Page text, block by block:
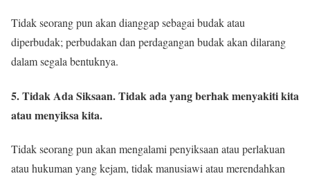
Tidak seorang pun akan dianggap sebagai budak atau
diperbudak; perbudakan dan perdagangan budak akan dilarang
dalam segala bentuknya.
5. Tidak Ada Siksaan. Tidak ada yang berhak menyakiti kita
atau menyiksa kita.
Tidak seorang pun akan mengalami penyiksaan atau perlakuan
atau hukuman yang kejam, tidak manusiawi atau merendahkan